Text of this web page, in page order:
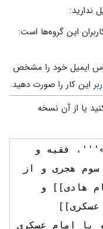
ندارید:
این گروه‌ها است:
ایمیل خود را مشخص
این کار را صورت دهید.
یا از آن نسخه